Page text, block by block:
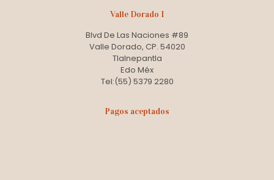
Valle Dorado I
Blvd De Las Naciones #89
Valle Dorado, CP. 54020
Tlalnepantla
Edo Méx
Tel:(55) 5379 2280
Pagos aceptados